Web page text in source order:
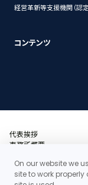
経営革新等支援機関（認
コンテンツ
代表挨拶
事務所概要
アクセス・地図
当事務所の料金体系の
On our website we
site to work